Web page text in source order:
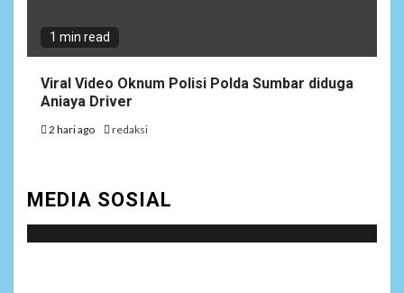
1 min read
Viral Video Oknum Polisi Polda Sumbar diduga
Aniaya Driver
2 hari ago redaksi
MEDIA SOSIAL